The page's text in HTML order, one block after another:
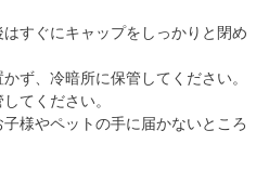
すぐにキャップをしっかりと閉め
ず、冷暗所に保管してください。
てください。
様やペットの手に届かないところ